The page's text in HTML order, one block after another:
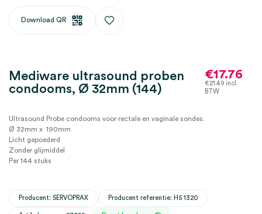
Download QR
Mediware ultrasound proben
condooms, Ø 32mm (144)
€17.76
€21.49 incl.
BTW
Ultrasound Probe condooms voor rectale en vaginale sondes.
Ø 32mm x 190mm
Licht gepoederd
Zonder glijmiddel
Per 144 stuks
Producent: SERVOPRAX Producent referentie: H5 1320